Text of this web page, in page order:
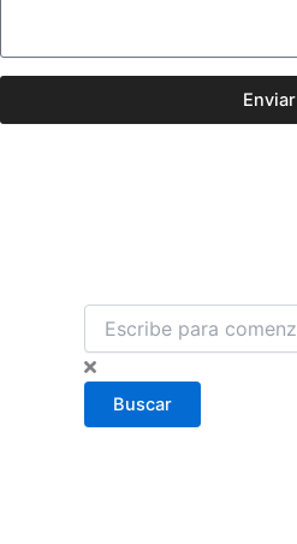
Enviar
B
s
c
Buscar